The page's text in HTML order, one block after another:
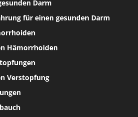
Darm
für einen gesunden Darm
Hämorrhoiden
Verstopfung